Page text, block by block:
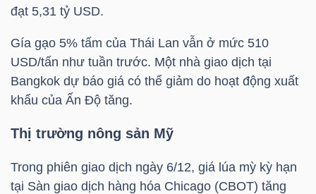
đạt 5,31 tỷ USD.
Gía gạo 5% tấm của Thái Lan vẫn ở mức 510
USD/tấn như tuần trước. Một nhà giao dịch tại
Bangkok dự báo giá có thể giảm do hoạt động xuất
khẩu của Ấn Độ tăng.
Thị trường nông sản Mỹ
Trong phiên giao dịch ngày 6/12, giá lúa mỳ kỳ hạn
tại Sàn giao dịch hàng hóa Chicago (CBOT) tăng
NGÀNH
DOANH